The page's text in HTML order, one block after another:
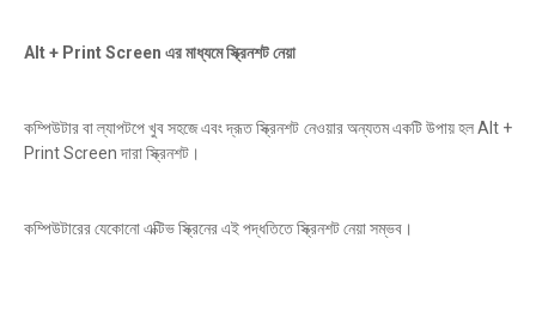
Alt + Print Screen এর মাধ্যমে স্ক্রিনশট নেয়া
কম্পিউটার বা ল্যাপটপে খুব সহজে এবং দ্রূত স্ক্রিনশট নেওয়ার অন্যতম একটি উপায় হল Alt +
Print Screen দারা স্ক্রিনশট।
কম্পিউটারের যেকোনো এক্টিভ স্ক্রিনের এই পদ্ধতিতে স্ক্রিনশট নেয়া সম্ভব।